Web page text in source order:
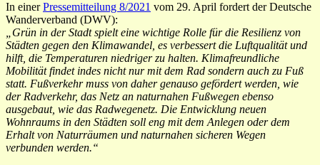
In einerPressemitteilung 8/2021 vom 29. April fordert der Deutsche
Wanderverband (DWV):
„Grün in der Stadt spielt eine wichtige Rolle für die Resilienz von
Städten gegen den Klimawandel, es verbessert die Luftqualität und
hilft, die Temperaturen niedriger zu halten. Klimafreundliche
Mobilität findet indes nicht nur mit dem Rad sondern auch zu Fuß
statt. Fußverkehr muss von daher genauso gefördert werden, wie
der Radverkehr, das Netz an naturnahen Fußwegen ebenso
ausgebaut, wie das Radwegenetz. Die Entwicklung neuen
Wohnraums in den Städten soll eng mit dem Anlegen oder dem
Erhalt von Naturräumen und naturnahen sicheren Wegen
verbunden werden.“